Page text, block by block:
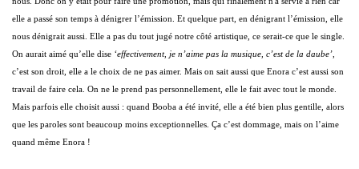
elle a passé son temps à dénigrer l’émission. Et quelque part, en dénigrant l’émission, elle
nous dénigrait aussi. Elle a pas du tout jugé notre côté artistique, ce serait-ce que le single.
On aurait aimé qu’elle dise ‘effectivement, je n’aime pas la musique, c’est de la daube’
c’est son droit, elle a le choix de ne pas aimer. Mais on sait aussi que Enora c’est aussi son
travail de faire cela. On ne le prend pas personnellement, elle le fait avec tout le monde.
Mais parfois elle choisit aussi : quand Booba a été invité, elle a été bien plus gentille, alors
que les paroles sont beaucoup moins exceptionnelles. Ça c’est dommage, mais on l’aime
quand même Enora !